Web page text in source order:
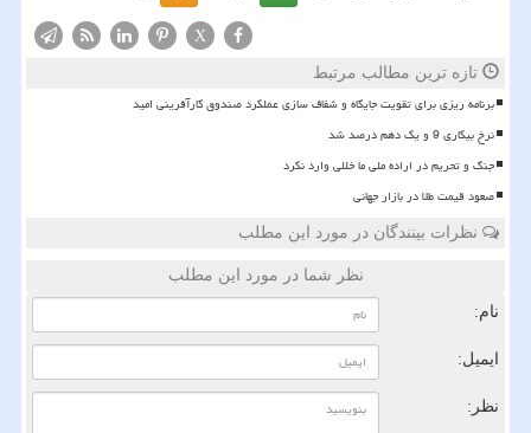
X
تازه ترین مطالب مرتبط
برنامه ریزی برای تقویت جایگاه و شفاف سازی عملکرد صندوق کارآفرینی امید
نرخ بیکاری 9 و یک دهم درصد شد
جنگ و تحریم در اراده ملی ما خللی وارد نکرد
صعود قیمت طلا در بازار جهانی
نظرات بینندگان در مورد این مطلب
نظر شما در مورد این مطلب
نام:
ایمیل:
نظر: